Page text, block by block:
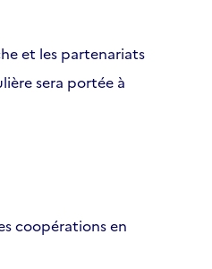
et les partenariats
sera portée à
coopérations en